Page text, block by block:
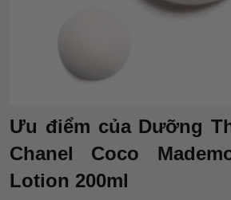
Ưu điểm của Dưỡng
Chanel Coco
Lotion 200ml